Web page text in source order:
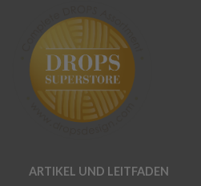
ARTIKEL UND LEITFADEN